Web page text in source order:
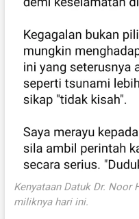
Kenyataan Datuk Dr. Noor
miliknya hari ini.